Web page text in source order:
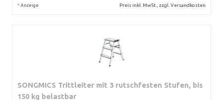
* Anzeige Preis inkl. MwSt., zzgl. Versandkosten
SONGMICS Trittleiter mit 3 rutschfesten Stufen, bis
150 kg belastbar